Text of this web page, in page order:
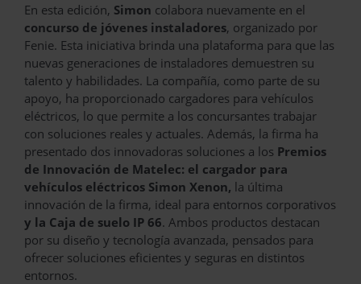
En esta edición, Simon colabora nuevamente en el
concurso de jóvenes instaladores, organizado por
Fenie. Esta iniciativa brinda una plataforma para que las
nuevas generaciones de instaladores demuestren su
talento y habilidades. La compañía, como parte de su
apoyo, ha proporcionado cargadores para vehículos
eléctricos, lo que permite a los concursantes trabajar
con soluciones reales y actuales. Además, la firma ha
presentado dos innovadoras soluciones a los Premios
de Innovación de Matelec: el cargador para
vehículos eléctricos Simon Xenon, la última
innovación de la firma, ideal para entornos corporativos
y la Caja de suelo IP 66. Ambos productos destacan
por su diseño y tecnología avanzada, pensados para
ofrecer soluciones eficientes y seguras en distintos
entornos.